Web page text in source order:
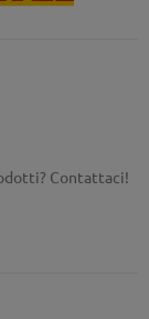
Contattaci!